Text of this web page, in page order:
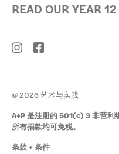
READ OUR YEAR
© 2026 艺术与实践
A+P 是注册的 501(c) 3 非营利
所有捐款均可免税。
条款 + 条件